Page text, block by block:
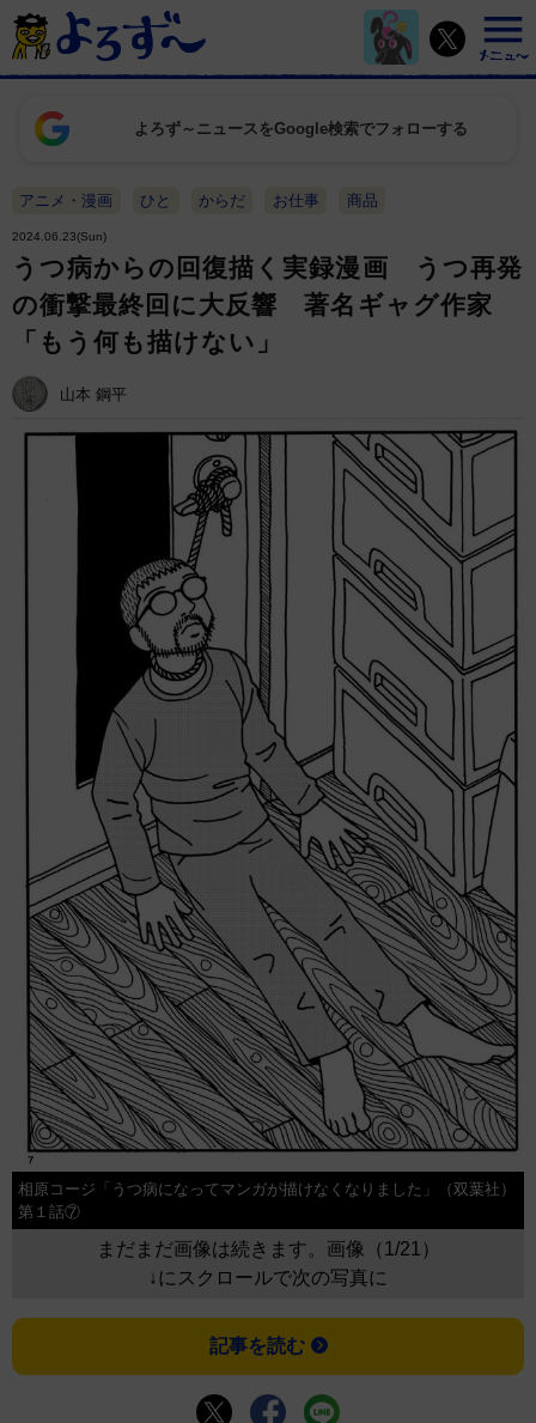
よろず～ニュースをGoogle検索でフォローする
アニメ・漫画 ひと からだ お仕事 商品
2024.06.23(Sun)
うつ病からの回復描く実録漫画 うつ再発
の衝撃最終回に大反響 著名ギャグ作家
「もう何も描けない」
山本 鋼平
相原コージ「うつ病になってマンガが描けなくなりました」（双葉社）
第１話⑦
まだまだ画像は続きます。画像（1/21）
↓にスクロールで次の写真に
記事を読む